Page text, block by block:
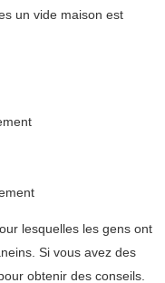
un vide maison est
lesquelles les gens ont
Si vous avez des
obtenir des conseils.